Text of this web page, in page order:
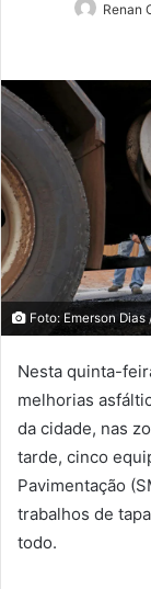
Renan
Foto: Emerson Dias
Nesta quinta-
melhorias
da cidade, nas
tarde, cinco
Pavimentação
trabalhos de
todo.